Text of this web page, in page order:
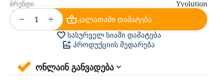
ბრენდი
Yvolution
+
− კალათაში დამატება
სასურველ სიაში დამატება
პროდუქციის შედარება
ონლაინ განვადება